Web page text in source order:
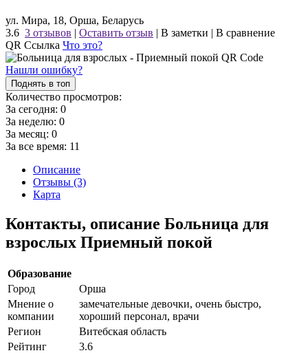
ул. Мира, 18, Орша, Беларусь
3.6 3 отзывов | Оставить отзыв | В заметки | В сравнение
QR Ссылка Что это?
Нашли ошибку?
Поднять в топ
Количество просмотров:
За сегодня: 0
За неделю: 0
За месяц: 0
За все время: 11
Описание
Отзывы (3)
Карта
Контакты, описание Больница для
взрослых Приемный покой
Образование
Город
Орша
Мнение о
компании
замечательные девочки, очень быстро,
хороший персонал, врачи
Регион
Витебская область
Рейтинг
3.6